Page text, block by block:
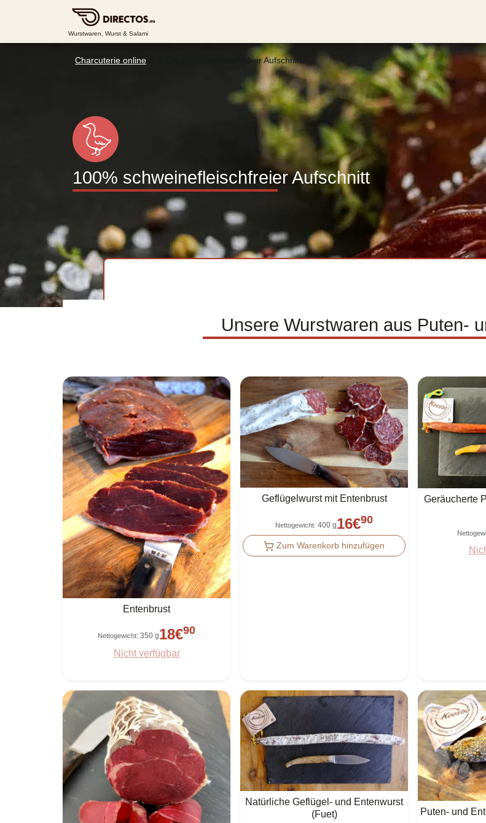
Wurstwaren, Wurst & Salami
Charcuterie online 100% schweinefleischfreier Aufschnitt
100% schweinefleischfreier Aufschnitt
Unsere Wurstwaren aus Puten-
Entenbrust
Nettogewicht: 350 g18€90
Nicht verfügbar
Geflügelwurst mit Entenbrust
Nettogewicht: 400 g16€90
Zum Warenkorb hinzufügen
Geräucherte
Natürliche Geflügel- und Entenwurst
(Fuet)
Puten- und